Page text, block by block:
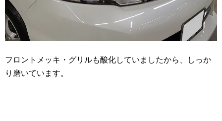
フロントメッキ・グリルも酸化していましたから、しっか
り磨いています。